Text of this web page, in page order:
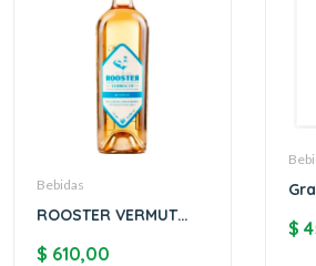
Bebidas
ROOSTER VERMUT
$ 610,00
$